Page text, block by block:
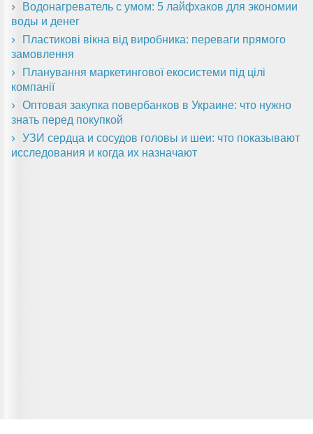
Водонагреватель с умом: 5 лайфхаков для экономии
воды и денег
Пластикові вікна від виробника: переваги прямого
замовлення
Планування маркетингової екосистеми під цілі
компанії
Оптовая закупка повербанков в Украине: что нужно
знать перед покупкой
УЗИ сердца и сосудов головы и шеи: что показывают
исследования и когда их назначают